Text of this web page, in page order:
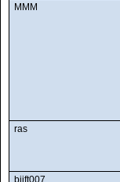
MMM
ras
bijft007